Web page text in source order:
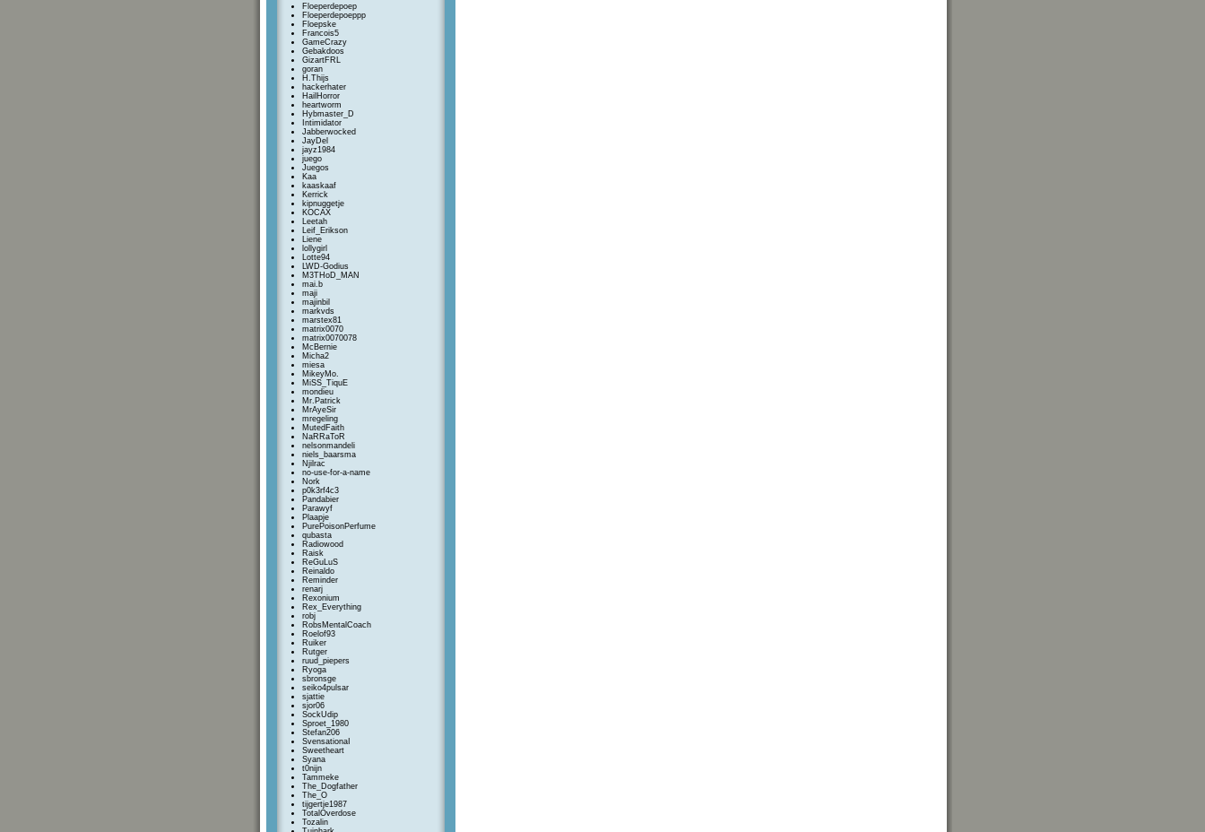
Floeperdepoep
Floeperdepoeppp
Floepske
Francois5
GameCrazy
Gebakdoos
GizartFRL
goran
H.Thijs
hackerhater
HailHorror
heartworm
Hybmaster_D
Intimidator
Jabberwocked
JayDel
jayz1984
juego
Juegos
Kaa
kaaskaaf
Kerrick
kipnuggetje
KOCAX
Leetah
Leif_Erikson
Liene
lollygirl
Lotte94
LWD-Godius
M3THoD_MAN
mai.b
maji
majinbil
markvds
marstex81
matrix0070
matrix0070078
McBernie
Micha2
miesa
MikeyMo.
MiSS_TiquE
mondieu
Mr.Patrick
MrAyeSir
mregeling
MutedFaith
NaRRaToR
nelsonmandeli
niels_baarsma
Njilrac
no-use-for-a-name
Nork
p0k3rf4c3
Pandabier
Parawyf
Plaapje
PurePoisonPerfume
qubasta
Radiowood
Raisk
ReGuLuS
Reinaldo
Reminder
renarj
Rexonium
Rex_Everything
robj
RobsMentalCoach
Roelof93
Ruiker
Rutger
ruud_piepers
Ryoga
sbronsge
seiko4pulsar
sjattie
sjor06
SockUdip
Sproet_1980
Stefan206
SvensationaI
Sweetheart
Syana
t0nijn
Tammeke
The_Dogfather
The_O
tijgertje1987
TotalOverdose
Tozalin